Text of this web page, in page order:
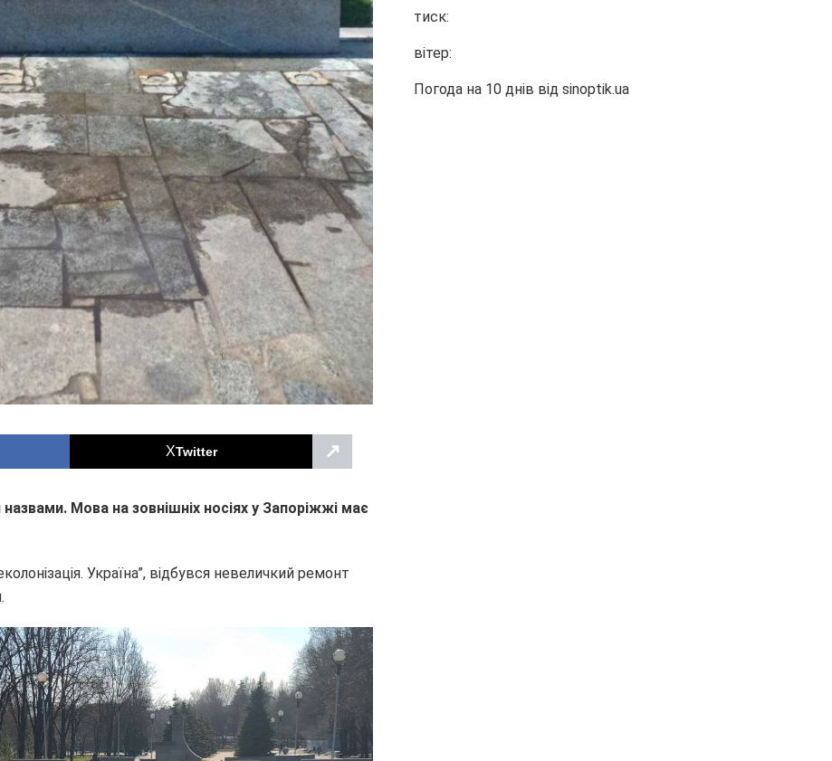
Twitter ↗
Мова на зовнішніх носіях у Запоріжжі має
Україна”, відбувся невеличкий ремонт
тиск:
вітер:
Погода на 10 днів від sinoptik.ua